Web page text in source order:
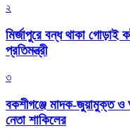
২
মির্জাপুরে বন্ধ থাকা গোড়াই
প্রতিমন্ত্রী
৩
বকশীগঞ্জে মাদক-জুয়ামুক্ত ও
নেতা শাকিলের